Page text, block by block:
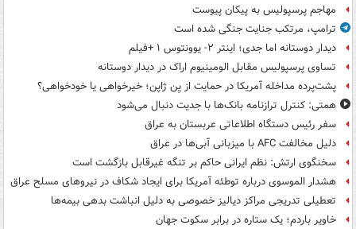
مهاجم پرسپولیس به پیکان پیوست
ترامپ، مرتکب جنایت جنگی شده است
دیدار دوستانه اما جدی؛ اینتر ۲- یوونتوس ۱ +فیلم
تساوی پرسپولیس مقابل الومینیوم اراک در دیدار دوستانه
پشت‌پرده مداخله آمریکا در حمایت از یِن ژاپن؛ خیرخواهی یا خودخواهی؟
همتی: کنترل ترازنامه بانک‌ها با جدیت دنبال می‌شود
سفر رئیس دستگاه اطلاعاتی عربستان به عراق
دلیل مخالفت AFC با میزبانی آبی‌ها در عراق
سخنگوی ارتش: نظم ایرانی حاکم بر تنگه غیرقابل بازگشت است
هشدار الموسوی درباره توطئه آمریکا برای ایجاد شکاف در نیروهای مسلح عراق
تعطیلی تدریجی مراکز دیالیز خصوصی به دلیل انباشت بدهی بیمه‌ها
خاویر باردم؛ یک ستاره در برابر سکوت جهان